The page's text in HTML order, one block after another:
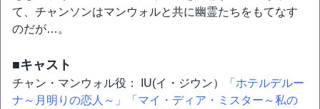
て、チャンソンはマンウォルと共に幽霊たちをもてなす
のだが…。
■キャスト
チャン・マンウォル役： IU(イ・ジウン）
「ホテルデルー
ナ～月明りの恋人～」
「マイ・ディア・ミスター～私の